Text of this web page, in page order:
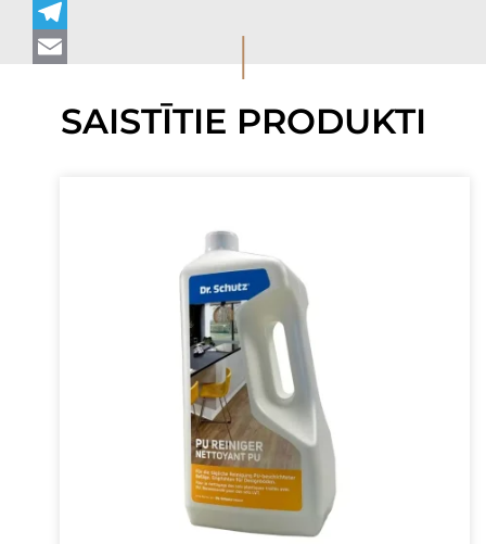
WhatsApp
Telegram
I
SAISTĪTIE PRODUKTI